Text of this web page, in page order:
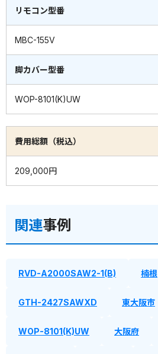
リモコン型番
MBC-155V
脚カバー型番
WOP-8101(K)UW
費用総額（税込）
209,000円
関連事例
RVD-A2000SAW2-1(B) 楠根
GTH-2427SAWXD 東大阪市
WOP-8101(K)UW 大阪府